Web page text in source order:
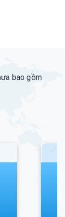
bao gồm